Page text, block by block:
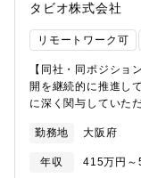
国内外でのブランド
プレミアム戦略国内
ッションアイテム”
外での店舗・販路拡
ともに、ロンドン・
を拡大し、グローバ
との連携（OMO）
タビオ株式会社
リモートワーク可
【同社・同ポジシ
開を継続的に推進し
に深く関与していた
モノづくりやお店づ
お客様にとって最高
す。【ミッション/
勤務地 大阪府
年収 415万円～